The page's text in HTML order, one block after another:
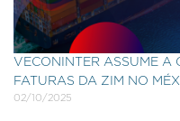
VECONINTER ASSUME A
FATURAS DA ZIM NO
02/10/2025